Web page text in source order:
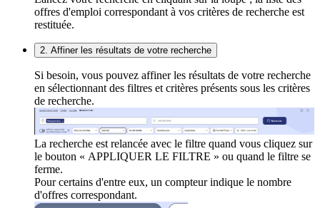
offres d'emploi correspondant à vos critères de recherche est
restituée.
2. Affiner les résultats de votre recherche
Si besoin, vous pouvez affiner les résultats de votre recherche
en sélectionnant des filtres et critères présents sous les critères
de recherche.
La recherche est relancée avec le filtre quand vous cliquez sur
le bouton « APPLIQUER LE FILTRE » ou quand le filtre se
ferme.
Pour certains d'entre eux, un compteur indique le nombre
d'offres correspondant.